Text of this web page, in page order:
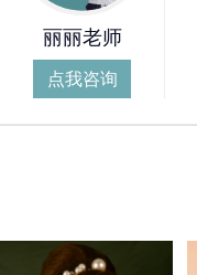
丽丽老师
点我咨询